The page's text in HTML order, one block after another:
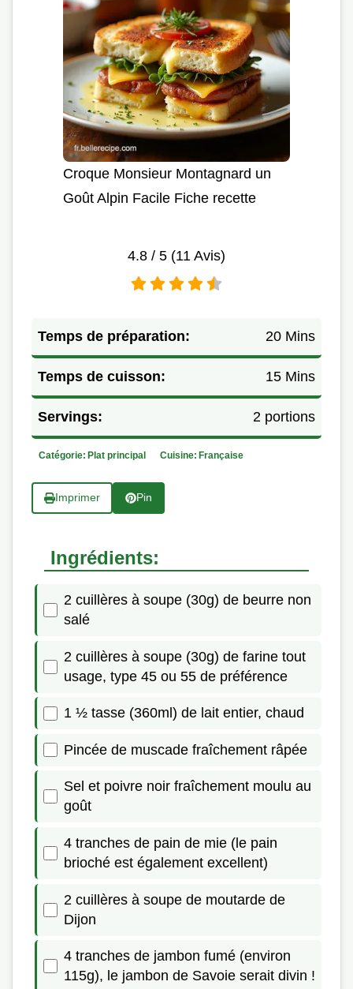
Croque Monsieur Montagnard un
Goût Alpin Facile Fiche recette
4.8 / 5 (11 Avis)
Temps de préparation: 20 Mins
Temps de cuisson: 15 Mins
Servings: 2 portions
Catégorie: Plat principal Cuisine: Française
Imprimer Pin
Ingrédients:
2 cuillères à soupe (30g) de beurre non
salé
2 cuillères à soupe (30g) de farine tout
usage, type 45 ou 55 de préférence
1 ½ tasse (360ml) de lait entier, chaud
Pincée de muscade fraîchement râpée
Sel et poivre noir fraîchement moulu au
goût
4 tranches de pain de mie (le pain
brioché est également excellent)
2 cuillères à soupe de moutarde de
Dijon
4 tranches de jambon fumé (environ
115g), le jambon de Savoie serait divin !